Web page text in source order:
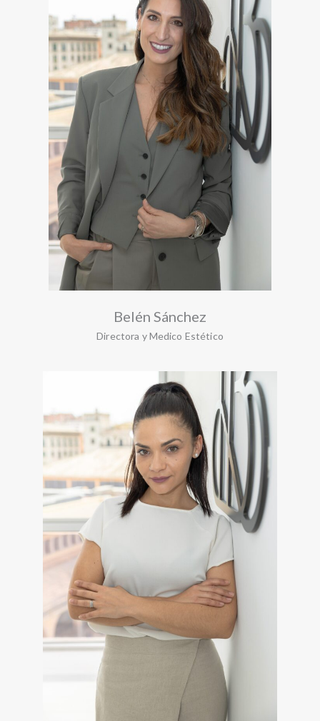
Belén Sánchez
Directora y Medico Estético